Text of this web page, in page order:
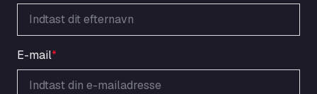
Ardleigh South Services
Area 47 Hermanos Rico
Autovia A4 km 47, 28300
E-mail*